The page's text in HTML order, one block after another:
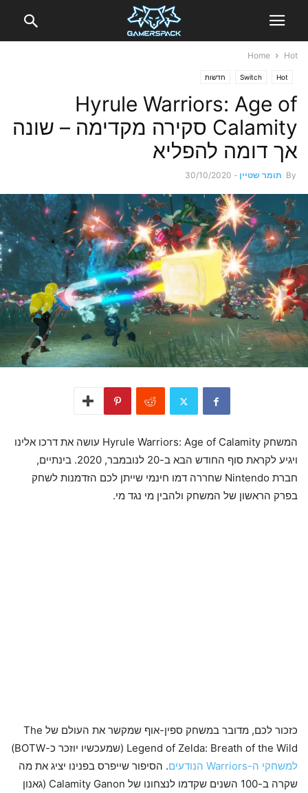
Home Hot
Hot
Switch חדשות
Hyrule Warriors: Age of
Calamity סקירה מקדימה – שונה
אך דומה להפליא
By תומר שטיין -
30/10/2020
המשחק Hyrule Warriors: Age of Calamity עושה את דרכו אלינו
ויגיע לקראת סוף החודש הבא ב-20 לנובמבר, 2020. בינתיים,
חברת Nintendo שחררה דמו חינמי שייתן לכם הזדמנות לשחק
בפרק הראשון של המשחק ולהבין מי נגד מי.
כזכור לכם, מדובר במשחק ספין-אוף שמקשר את העולם של The
Legend of Zelda: Breath of the Wild (שמעכשיו יוזכר כ-BOTW)
למשחקי ה-Warriors הנודעים
. הסיפור שייפרס בפנינו יציג את מה
שקרה ב-100 השנים שקדמו לנצחונו של Calamity Ganon (גאנון